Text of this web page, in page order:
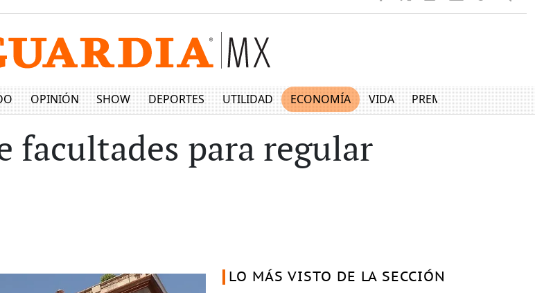
OPINIÓN SHOW DEPORTES UTILIDAD ECONOMÍA VIDA PREMIUM
facultades para regular
LO MÁS VISTO DE LA SECCIÓN